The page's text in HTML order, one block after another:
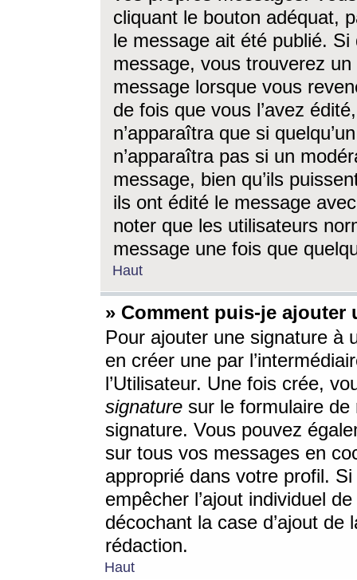
cliquant le bouton adéquat,
le message ait été publié. Si
message, vous trouverez
message lorsque vous
de fois que vous l’avez
n’apparaîtra que si
n’apparaîtra pas si un
message, bien qu’ils
ils ont édité le message
noter que les utilisateurs
message une fois que
Haut
» Comment puis-je ajouter
Pour ajouter une signature à
en créer une par
l’Utilisateur. Une fois crée,
signature sur le formulaire de
signature. Vous pouvez
sur tous vos messages en
approprié dans votre profil.
empêcher l’ajout individuel
décochant la case d’ajout
rédaction.
Haut